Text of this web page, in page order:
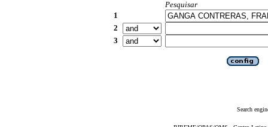
Pesquisar
1
2
3
Search